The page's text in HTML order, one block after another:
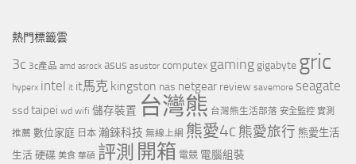
熱門標籤雲
3c 3c產品 amd asrock asus asustor computex gaming gigabyte gric
hyperx intel it it馬克 kingston nas netgear review savemore seagate
ssdtaipei wd wifi 儲存裝置 台灣熊 台灣熊生活部落 安全監控 實測
推薦 數位家庭 日本 瀚錸科技 無線上網 熊愛4c 熊愛旅行 熊愛生活
生活 硬碟 美食 華碩 評測 開箱 電競 電腦組裝